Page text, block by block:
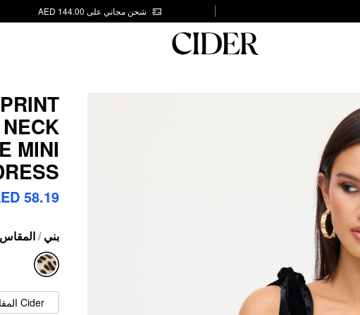
شحن مجاني على AED 144.00
MINI
58.19
بني /المقاس
Cider المقاس